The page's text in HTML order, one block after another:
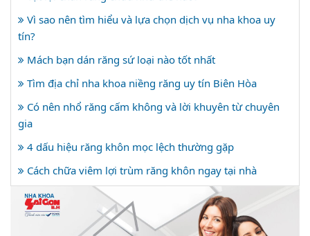
Vì sao nên tìm hiểu và lựa chọn dịch vụ nha khoa uy
tín?
Mách bạn dán răng sứ loại nào tốt nhất
Tìm địa chỉ nha khoa niềng răng uy tín Biên Hòa
Có nên nhổ răng cấm không và lời khuyên từ chuyên
gia
4 dấu hiệu răng khôn mọc lệch thường gặp
Cách chữa viêm lợi trùm răng khôn ngay tại nhà